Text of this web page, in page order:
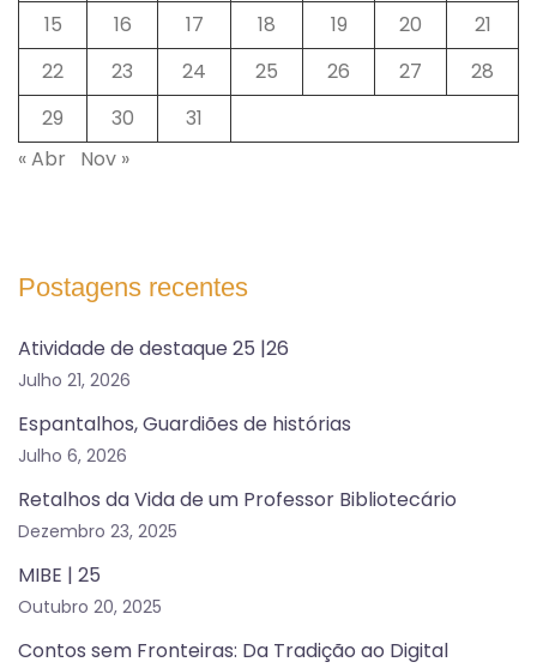
15
16 17 18 19 20
21
22
23 24 25 26 27
28
29
30
31
« Abr
Nov »
Postagens recentes
Atividade de destaque 25 |26
Julho 21, 2026
Espantalhos, Guardiões de histórias
Julho 6, 2026
Retalhos da Vida de um Professor Bibliotecário
Dezembro 23, 2025
MIBE | 25
Outubro 20, 2025
Contos sem Fronteiras: Da Tradição ao Digital